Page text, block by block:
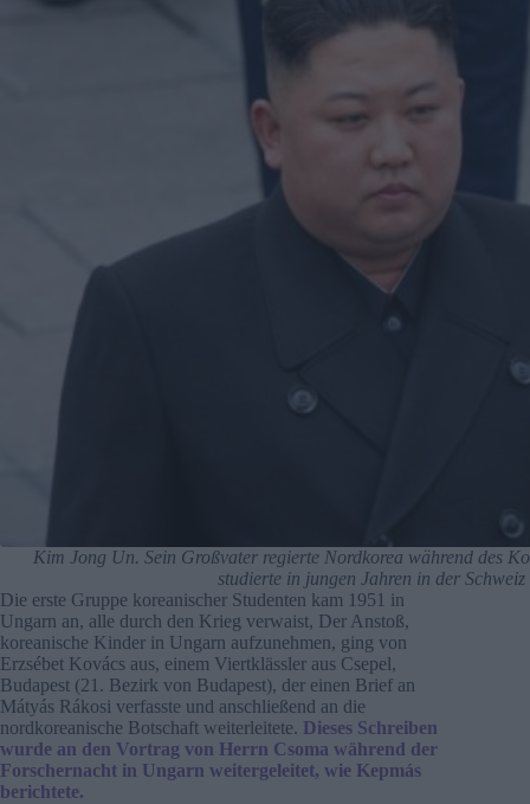
Kim Jong Un. Sein Großvater regierte Nordkorea während des
studierte in jungen Jahren in der
Die erste Gruppe koreanischer Studenten kam 1951 in
Ungarn an, alle durch den Krieg verwaist, Der Anstoß,
koreanische Kinder in Ungarn aufzunehmen, ging von
Erzsébet Kovács aus, einem Viertklässler aus Csepel,
Budapest (21. Bezirk von Budapest), der einen Brief an
Mátyás Rákosi verfasste und anschließend an die
nordkoreanische Botschaft weiterleitete. Dieses Schreiben
wurde an den Vortrag von Herrn Csoma während der
Forschernacht in Ungarn weitergeleitet, wie Kepmás
berichtete.